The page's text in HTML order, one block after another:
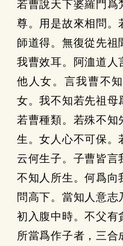
若曹說天下婆羅門爲
尊。用是故來相問。
師道得。無復從先祖
我曹效耳。阿洫道人
他人女。言我曹不
女。我不知若先祖母
若曹種類。若殊不知
生。女人心不可保。
云何生子。子曹皆言
不知人所生。何爲向
問高下。當知人意志
初入腹中時。不父有
所當爲作子者，三合